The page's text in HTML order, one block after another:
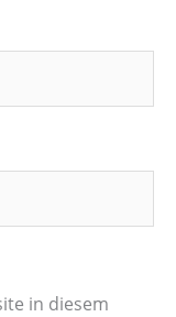
in diesem